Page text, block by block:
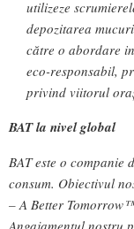
utilizeze
depozitarea
către o abordare
eco-responsabil,
privind viitorul
BAT la nivel global
BAT este o
consum. Obiectivul
– A Better
Angajamentul nostru